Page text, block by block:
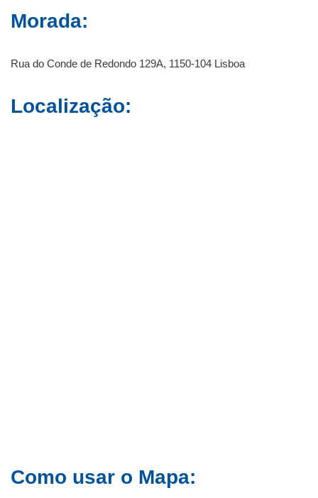
Morada:
Rua do Conde de Redondo 129A, 1150-104 Lisboa
Localização:
Como usar o Mapa: